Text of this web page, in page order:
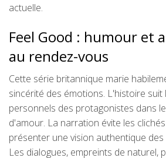
actuelle.
Feel Good : humour et
au rendez-vous
Cette série britannique marie
sincérité des émotions. L'histoire suit
personnels des protagonistes dans
d'amour. La narration évite les
présenter une vision authentique
Les dialogues, empreints de naturel,